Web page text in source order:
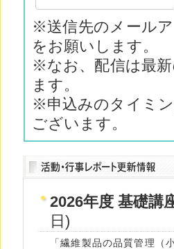
※送信先のメール
をお願いします。
※なお、配信は最
ます。
※申込みのタイミ
ございます。
2026年度 基礎講
日)
「繊維製品の品質管理（